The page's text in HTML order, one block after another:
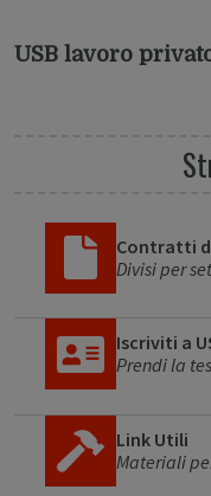
USB lavoro
Contratti
Divisi per
Iscriviti a
Prendi la
Link Utili
Materiali